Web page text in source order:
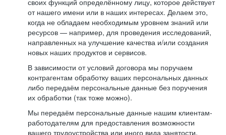
своих функций определённому лицу, которое действует
от нашего имени или в наших интересах. Делаем это,
когда не обладаем необходимым уровнем знаний или
ресурсов — например, для проведения исследований,
направленных на улучшение качества и/или создания
новых наших продуктов и сервисов.
В зависимости от условий договора мы поручаем
контрагентам обработку ваших персональных данных
либо передаём персональные данные без поручения
их обработки (так тоже можно).
Мы передаём персональные данные нашим клиентам-
работодателям для предоставления возможности
вашего трудоустройства или иного вида занятости.